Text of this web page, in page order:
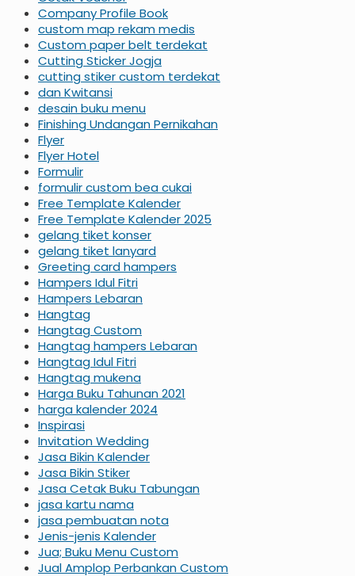
Company Profile Book
custom map rekam medis
Custom paper belt terdekat
Cutting Sticker Jogja
cutting stiker custom terdekat
dan Kwitansi
desain buku menu
Finishing Undangan Pernikahan
Flyer
Flyer Hotel
Formulir
formulir custom bea cukai
Free Template Kalender
Free Template Kalender 2025
gelang tiket konser
gelang tiket lanyard
Greeting card hampers
Hampers Idul Fitri
Hampers Lebaran
Hangtag
Hangtag Custom
Hangtag hampers Lebaran
Hangtag Idul Fitri
Hangtag mukena
Harga Buku Tahunan 2021
harga kalender 2024
Inspirasi
Invitation Wedding
Jasa Bikin Kalender
Jasa Bikin Stiker
Jasa Cetak Buku Tabungan
jasa kartu nama
jasa pembuatan nota
Jenis-jenis Kalender
Jua; Buku Menu Custom
Jual Amplop Perbankan Custom